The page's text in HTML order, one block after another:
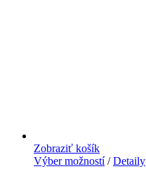
Zobraziť košík
Výber možností/ Detaily